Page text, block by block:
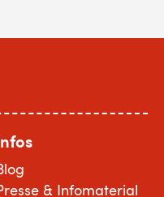
& Infomaterial